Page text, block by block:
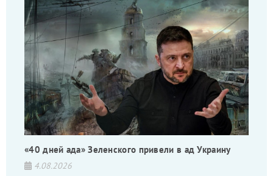
«40 дней ада» Зеленского привели в ад Украину
4.08.2026